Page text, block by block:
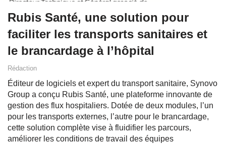
Rubis Santé, une solution pour
faciliter les transports sanitaires et
le brancardage à l’hôpital
Rédaction
Éditeur de logiciels et expert du transport sanitaire, Synovo
Group a conçu Rubis Santé, une plateforme innovante de
gestion des flux hospitaliers. Dotée de deux modules, l’un
pour les transports externes, l’autre pour le brancardage,
cette solution complète vise à fluidifier les parcours,
améliorer les conditions de travail des équipes